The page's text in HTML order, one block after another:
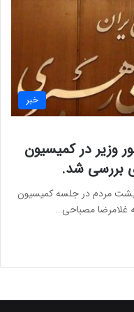
خبر
وزیر در کمیسیون
بررسی شد.
مردم در جلسه کمیسیون
غلامرضا مصباحی…